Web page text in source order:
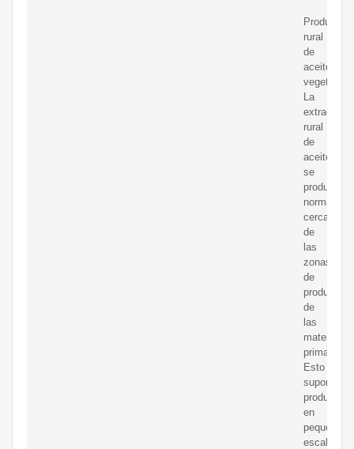
Producción
rural
de
aceite
vegetal.
La
extracción
rural
de
aceite
se
produce
cerca
de
las
zonas
de
producción
de
las
materias
primas.
Esto
supone
en
pequeña
escala